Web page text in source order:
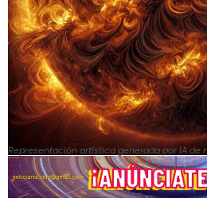
Representación artística generada por IA de